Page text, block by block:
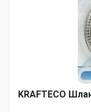
KRAFTECO